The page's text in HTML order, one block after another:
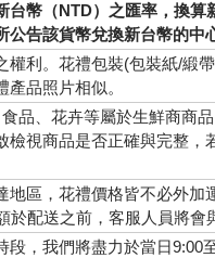
幣（NTD）之匯率，換
告該貨幣兌換新台幣的中
利。花禮包裝(包裝紙/緞
品照片相似。
品、花卉等屬於生鮮商商品
視商品是否正確與完整
區，花禮價格皆不必外
配送之前，客服人員將會
，我們將盡力於當日9:00